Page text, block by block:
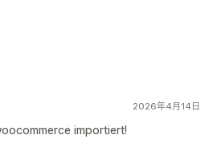
2026年4月14日
importiert!